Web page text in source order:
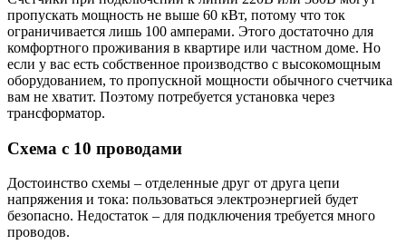
пропускать мощность не выше 60 кВт, потому что ток
ограничивается лишь 100 амперами. Этого достаточно для
комфортного проживания в квартире или частном доме. Но
если у вас есть собственное производство с высокомощным
оборудованием, то пропускной мощности обычного счетчика
вам не хватит. Поэтому потребуется установка через
трансформатор.
Схема с 10 проводами
Достоинство схемы – отделенные друг от друга цепи
напряжения и тока: пользоваться электроэнергией будет
безопасно. Недостаток – для подключения требуется много
проводов.